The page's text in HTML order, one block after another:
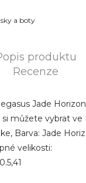
a boty
produktu
Recenze
Jade
si můžete vybrat ve
Barva: Jade
velikosti: